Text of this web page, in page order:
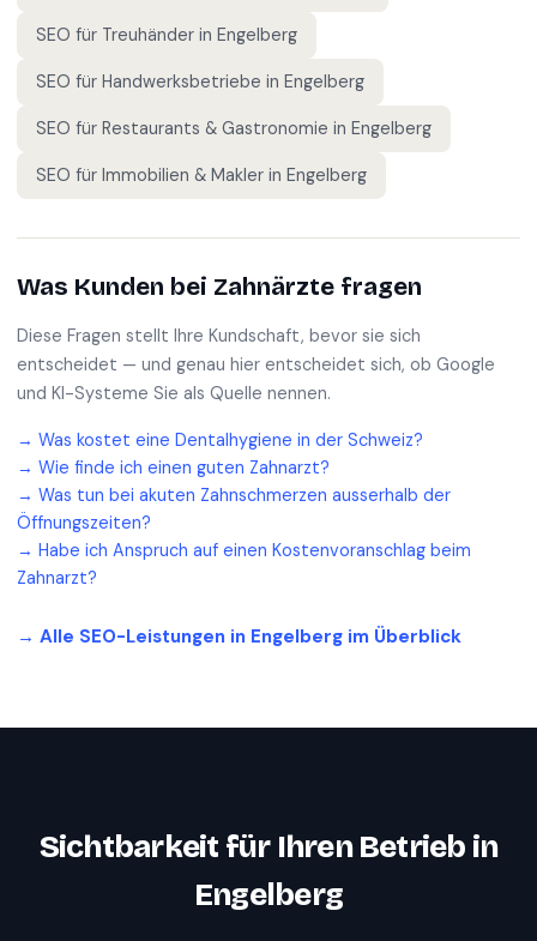
SEO für Treuhänder in Engelberg
SEO für Handwerksbetriebe in Engelberg
SEO für Restaurants & Gastronomie in Engelberg
SEO für Immobilien & Makler in Engelberg
Was Kunden bei Zahnärzte fragen
Diese Fragen stellt Ihre Kundschaft, bevor sie sich
entscheidet — und genau hier entscheidet sich, ob Google
und KI-Systeme Sie als Quelle nennen.
→ Was kostet eine Dentalhygiene in der Schweiz?
→ Wie finde ich einen guten Zahnarzt?
→ Was tun bei akuten Zahnschmerzen ausserhalb der
Öffnungszeiten?
→ Habe ich Anspruch auf einen Kostenvoranschlag beim
Zahnarzt?
→ Alle SEO-Leistungen in Engelberg im Überblick
Sichtbarkeit für Ihren Betrieb in
Engelberg